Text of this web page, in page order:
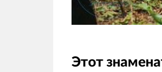
Этот